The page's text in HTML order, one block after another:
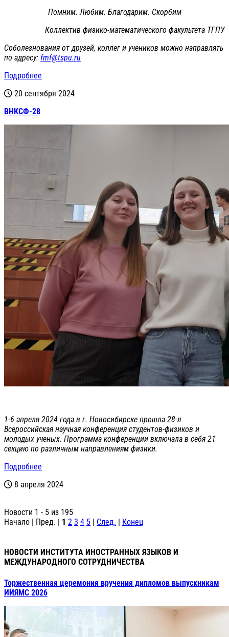
Помним. Любим. Благодарим. Скорбим
Коллектив физико-математического факультета ТГПУ
Соболезнования от друзей, коллег и учеников можно направлять
по адресу: fmf@tspu.ru
Подробнее
20 сентября 2024
ВНКСФ-28
1-6 апреля 2024 года в г. Новосибирске прошла 28-я
Всероссийская научная конференция студентов-физиков и
молодых ученых. Программа конференции включала в себя 21
секцию по различным направлениям физики.
Подробнее
8 апреля 2024
Новости 1 - 5 из 195
Начало | Пред. | 1 2 3 4 5 | След. | Конец
НОВОСТИ ИНСТИТУТА ИНОСТРАННЫХ ЯЗЫКОВ И
МЕЖДУНАРОДНОГО СОТРУДНИЧЕСТВА
Торжественная церемония вручения дипломов выпускникам
ИИЯМС 2026